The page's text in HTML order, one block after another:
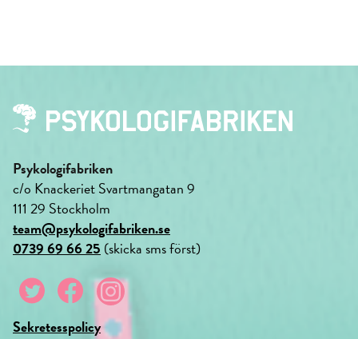
Psykologifabriken
c/o Knackeriet Svartmangatan 9
111 29 Stockholm
team@psykologifabriken.se
0739 69 66 25 (skicka sms först)
Sekretesspolicy